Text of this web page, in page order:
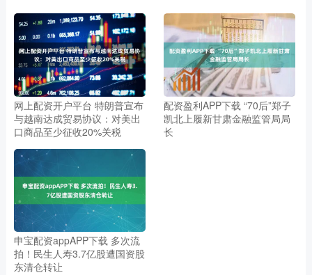
网上配资开户平台 特朗普宣布
与越南达成贸易协议：对美出
口商品至少征收20%关税
配资盈利APP下载 “70后”郑子
凯北上履新甘肃金融监管局局
长
申宝配资appAPP下载 多次流
拍！民生人寿3.7亿股遭国资股
东清仓转让